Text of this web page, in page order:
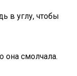
в углу, чтобы
она смолчала.